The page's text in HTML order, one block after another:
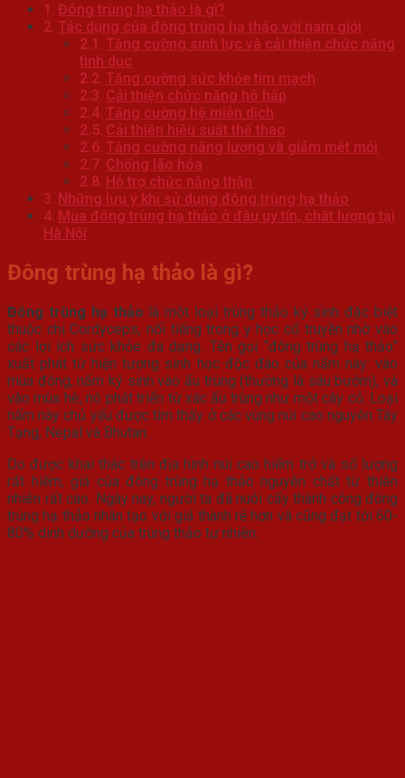
Đông trùng hạ thảo là gì?
Tác dụng của đông trùng hạ thảo với nam giới
Tăng cường sinh lực và cải thiện chức năng
tình dục
Tăng cường sức khỏe tim mạch
Cải thiện chức năng hô hấp
Tăng cường hệ miễn dịch
Cải thiện hiệu suất thể thao
Tăng cường năng lượng và giảm mệt mỏi
Chống lão hóa
Hỗ trợ chức năng thận
Những lưu ý khi sử dụng đông trùng hạ thảo
Mua đông trùng hạ thảo ở đâu uy tín, chất lượng tại
Hà Nội
Đông trùng hạ thảo là gì?
Đông trùng hạ thảo là một loại trùng thảo ký sinh đặc biệt
thuộc chi Cordyceps, nổi tiếng trong y học cổ truyền nhờ vào
các lợi ích sức khỏe đa dạng. Tên gọi “đông trùng hạ thảo”
xuất phát từ hiện tượng sinh học độc đáo của nấm này: vào
mùa đông, nấm ký sinh vào ấu trùng (thường là sâu bướm), và
vào mùa hè, nó phát triển từ xác ấu trùng như một cây cỏ. Loại
nấm này chủ yếu được tìm thấy ở các vùng núi cao nguyên Tây
Tạng, Nepal và Bhutan.
Do được khai thác trên địa hình núi cao hiểm trở và số lượng
rất hiếm, giá của đông trùng hạ thảo nguyên chất từ thiên
nhiên rất cao. Ngày nay, người ta đã nuôi cấy thành công đông
trùng hạ thảo nhân tạo với giá thành rẻ hơn và cũng đạt tới 60-
80% dinh dưỡng của trùng thảo tự nhiên.